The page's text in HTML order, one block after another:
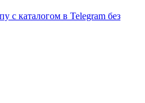
с каталогом в Telegram без